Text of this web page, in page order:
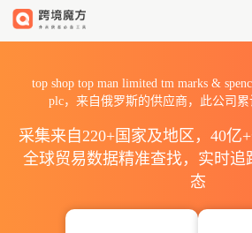
top shop top man limited tm marks &
plc，来自俄罗斯的供应商，此公司累
采集来自220+国家及地区，40亿
全球贸易数据精准查找，实时追
态